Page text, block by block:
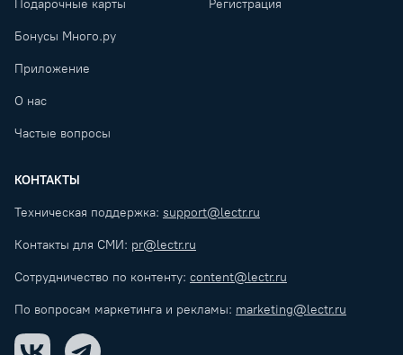
Подарочные карты
Бонусы Много.ру
Приложение
О нас
Частые вопросы
Регистрация
КОНТАКТЫ
Техническая поддержка: support@lectr.ru
Контакты для СМИ: pr@lectr.ru
Сотрудничество по контенту: content@lectr.ru
По вопросам маркетинга и рекламы: marketing@lectr.ru
VK Telegram